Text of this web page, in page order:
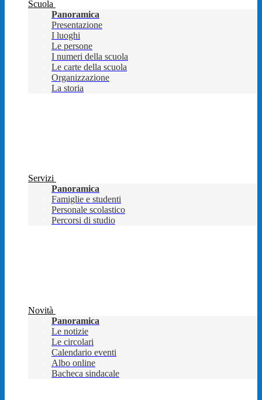
Scuola
Panoramica
Presentazione
I luoghi
Le persone
I numeri della scuola
Le carte della scuola
Organizzazione
La storia
Servizi
Panoramica
Famiglie e studenti
Personale scolastico
Percorsi di studio
Novità
Panoramica
Le notizie
Le circolari
Calendario eventi
Albo online
Bacheca sindacale